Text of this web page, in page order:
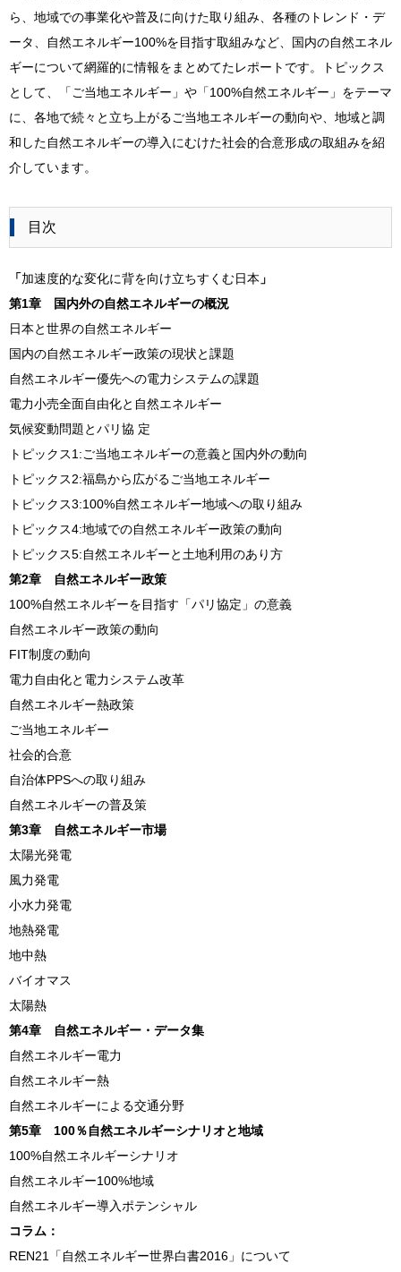
ら、地域での事業化や普及に向けた取り組み、各種のトレンド・デ
ータ、自然エネルギー100%を目指す取組みなど、国内の自然エネル
ギーについて網羅的に情報をまとめてたレポートです。トピックス
として、「ご当地エネルギー」や「100%自然エネルギー」をテーマ
に、各地で続々と立ち上がるご当地エネルギーの動向や、地域と調
和した自然エネルギーの導入にむけた社会的合意形成の取組みを紹
介しています。
目次
「加速度的な変化に背を向け立ちすくむ日本 」
第1章 国内外の自然エネルギーの概況
日本と世界の自然エネルギー
国内の自然エネルギー政策の現状と課題
自然エネルギー優先への電力システムの課題
電力小売全面自由化と自然エネルギー
気候変動問題とパリ協 定
トピックス1:ご当地エネルギーの意義と国内外の動向
トピックス2:福島から広がるご当地エネルギー
トピックス3:100%自然エネルギー地域への取り組み
トピックス4:地域での自然エネルギー政策の動向
トピックス5:自然エネルギーと土地利用のあり方
第2章 自然エネルギー政策
100%自然エネルギーを目指す「パリ協定」の意義
自然エネルギー政策の動向
FIT制度の動向
電力自由化と電力システム改革
自然エネルギー熱政策
ご当地エネルギー
社会的合意
自治体PPSへの取り組み
自然エネルギーの普及策
第3章 自然エネルギー市場
太陽光発電
風力発電
小水力発電
地熱発電
地中熱
バイオマス
太陽熱
第4章 自然エネルギー・データ集
自然エネルギー電力
自然エネルギー熱
自然エネルギーによる交通分野
第5章 100％自然エネルギーシナリオと地域
100%自然エネルギーシナリオ
自然エネルギー100%地域
自然エネルギー導入ポテンシャル
コラム：
REN21「自然エネルギー世界白書2016」について